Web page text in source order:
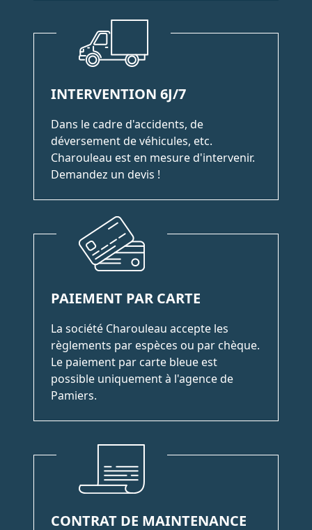
INTERVENTION 6J/7
Dans le cadre d'accidents, de
déversement de véhicules, etc.
Charouleau est en mesure d'intervenir.
Demandez un devis !
PAIEMENT PAR CARTE
La société Charouleau accepte les
règlements par espèces ou par chèque.
Le paiement par carte bleue est
possible uniquement à l'agence de
Pamiers.
CONTRAT DE MAINTENANCE